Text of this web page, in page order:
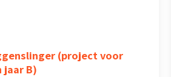
(project voor
jaar B)